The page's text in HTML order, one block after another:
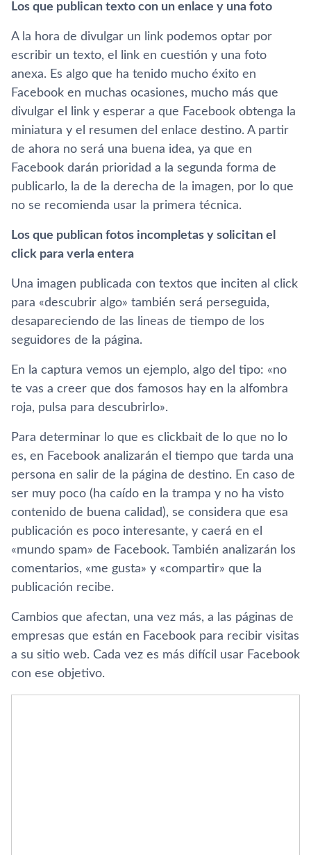
Los que publican texto con un enlace y una foto
A la hora de divulgar un link podemos optar por
escribir un texto, el link en cuestión y una foto
anexa. Es algo que ha tenido mucho éxito en
Facebook en muchas ocasiones, mucho más que
divulgar el link y esperar a que Facebook obtenga la
miniatura y el resumen del enlace destino. A partir
de ahora no será una buena idea, ya que en
Facebook darán prioridad a la segunda forma de
publicarlo, la de la derecha de la imagen, por lo que
no se recomienda usar la primera técnica.
Los que publican fotos incompletas y solicitan el
click para verla entera
Una imagen publicada con textos que inciten al click
para «descubrir algo» también será perseguida,
desapareciendo de las lineas de tiempo de los
seguidores de la página.
En la captura vemos un ejemplo, algo del tipo: «no
te vas a creer que dos famosos hay en la alfombra
roja, pulsa para descubrirlo».
Para determinar lo que es clickbait de lo que no lo
es, en Facebook analizarán el tiempo que tarda una
persona en salir de la página de destino. En caso de
ser muy poco (ha caí­do en la trampa y no ha visto
contenido de buena calidad), se considera que esa
publicación es poco interesante, y caerá en el
«mundo spam» de Facebook. También analizarán los
comentarios, «me gusta» y «compartir» que la
publicación recibe.
Cambios que afectan, una vez más, a las páginas de
empresas que están en Facebook para recibir visitas
a su sitio web. Cada vez es más difí­cil usar Facebook
con ese objetivo.